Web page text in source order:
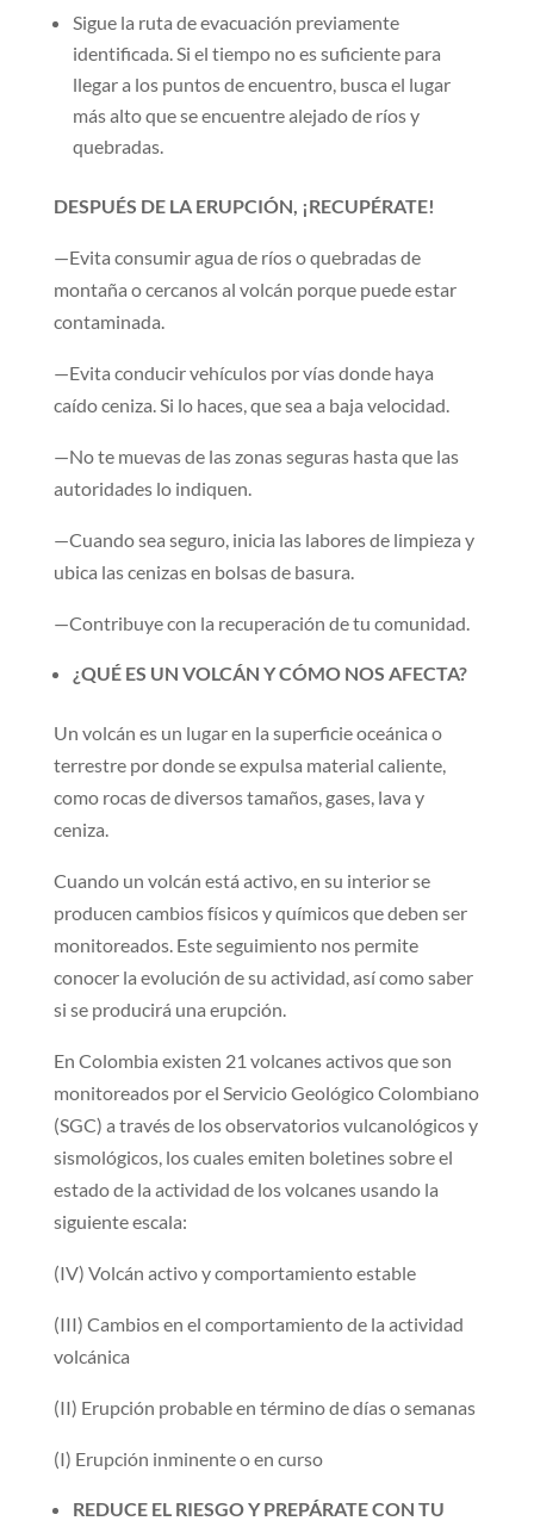
Sigue la ruta de evacuación previamente
identificada. Si el tiempo no es suficiente para
llegar a los puntos de encuentro, busca el lugar
más alto que se encuentre alejado de ríos y
quebradas.
DESPUÉS DE LA ERUPCIÓN, ¡RECUPÉRATE!
—Evita consumir agua de ríos o quebradas de
montaña o cercanos al volcán porque puede estar
contaminada.
—Evita conducir vehículos por vías donde haya
caído ceniza. Si lo haces, que sea a baja velocidad.
—No te muevas de las zonas seguras hasta que las
autoridades lo indiquen.
—Cuando sea seguro, inicia las labores de limpieza y
ubica las cenizas en bolsas de basura.
—Contribuye con la recuperación de tu comunidad.
¿QUÉ ES UN VOLCÁN Y CÓMO NOS AFECTA?
Un volcán es un lugar en la superficie oceánica o
terrestre por donde se expulsa material caliente,
como rocas de diversos tamaños, gases, lava y
ceniza.
Cuando un volcán está activo, en su interior se
producen cambios físicos y químicos que deben ser
monitoreados. Este seguimiento nos permite
conocer la evolución de su actividad, así como saber
si se producirá una erupción.
En Colombia existen 21 volcanes activos que son
monitoreados por el Servicio Geológico Colombiano
(SGC) a través de los observatorios vulcanológicos y
sismológicos, los cuales emiten boletines sobre el
estado de la actividad de los volcanes usando la
siguiente escala:
(IV) Volcán activo y comportamiento estable
(III) Cambios en el comportamiento de la actividad
volcánica
(II) Erupción probable en término de días o semanas
(I) Erupción inminente o en curso
REDUCE EL RIESGO Y PREPÁRATE CON TU